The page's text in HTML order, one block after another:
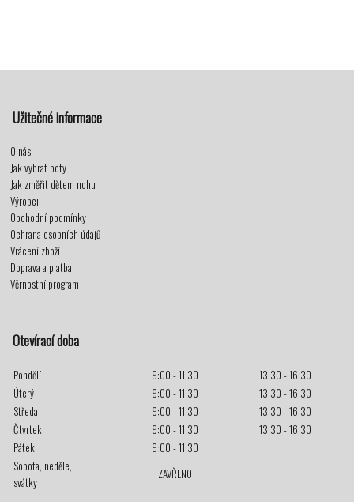
Užitečné informace
O nás
Jak vybrat boty
Jak změřit dětem nohu
Výrobci
Obchodní podmínky
Ochrana osobních údajů
Vrácení zboží
Doprava a platba
Věrnostní program
Otevírací doba
Pondělí 9:00 - 11:30
13:30 - 16:30
Úterý
9:00 - 11:30
13:30 - 16:30
Středa
9:00 - 11:30
13:30 - 16:30
Čtvrtek
9:00 - 11:30
13:30 - 16:30
Pátek
9:00 - 11:30
Sobota, neděle,
svátky
ZAVŘENO